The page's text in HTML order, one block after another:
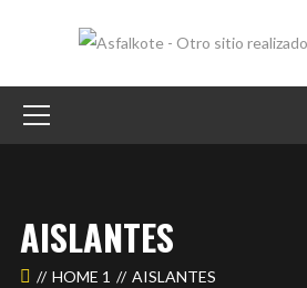
AISLANTES
HOME 1 AISLANTES